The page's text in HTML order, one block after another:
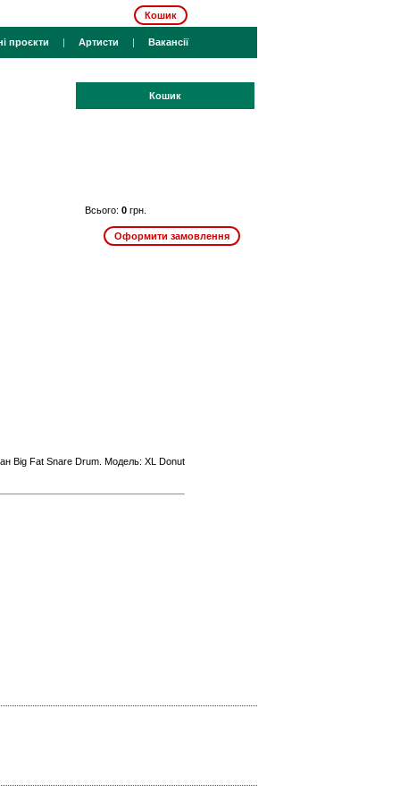
Кошик
проєкти | Артисти | Вакансії
Кошик
Всього: 0 грн.
Big Fat Snare Drum. Модель: XL Donut